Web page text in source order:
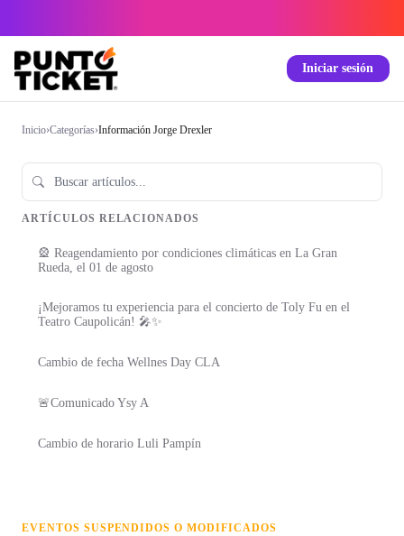
Iniciar sesión
Inicio›Categorías›Información Jorge Drexler
ARTÍCULOS RELACIONADOS
🎡 Reagendamiento por condiciones climáticas en La Gran
Rueda, el 01 de agosto
¡Mejoramos tu experiencia para el concierto de Toly Fu en el
Teatro Caupolicán! 🎤✨
Cambio de fecha Wellnes Day CLA
🚨Comunicado Ysy A
Cambio de horario Luli Pampín
EVENTOS SUSPENDIDOS O MODIFICADOS